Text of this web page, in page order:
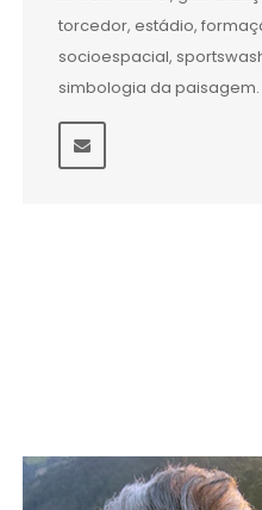
torcedor, estádio,
socioespacial,
simbologia da paisagem.